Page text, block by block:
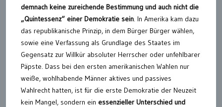
demnach keine zureichende Bestimmung und auch nicht die
„Quintessenz“ einer Demokratie sein. In Amerika kam dazu
das republikanische Prinzip, in dem Bürger Bürger wählen,
sowie eine Verfassung als Grundlage des Staates im
Gegensatz zur Willkür absoluter Herrscher oder unfehlbarer
Päpste. Dass bei den ersten amerikanischen Wahlen nur
weiße, wohlhabende Männer aktives und passives
Wahlrecht hatten, ist für die erste Demokratie der Neuzeit
kein Mangel, sondern ein essenzieller Unterschied und